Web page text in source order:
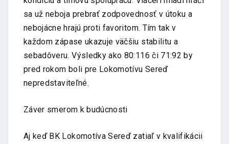
sa už neboja prebrať zodpovednosť v útoku a
nebojácne hrajú proti favoritom. Tím tak v
každom zápase ukazuje väčšiu stabilitu a
sebadôveru. Výsledky ako 80:116 či 71:92 by
pred rokom boli pre Lokomotívu Sereď
nepredstaviteľné.
Záver smerom k budúcnosti
Aj keď BK Lokomotíva Sereď zatiaľ v kvalifikácii